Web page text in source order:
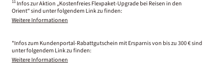
11 Infos zur Aktion „Kostenfreies Flexpaket-Upgrade bei Reisen in den
Orient“ sind unter folgendem Link zu finden:
Weitere Informationen
*Infos zum Kundenportal-Rabattgutschein mit Ersparnis von bis zu 300 € sind
unter folgendem Link zu finden:
Weitere Informationen